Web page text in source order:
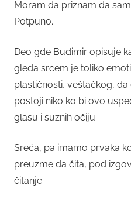
Moram da priznam da
Potpuno.
Deo gde Budimir opisuje
gleda srcem je toliko
plastičnosti, veštačkog,
postoji niko ko bi ovo
glasu i suznih očiju.
Sreća, pa imamo prvaka
preuzme da čita, pod
čitanje.